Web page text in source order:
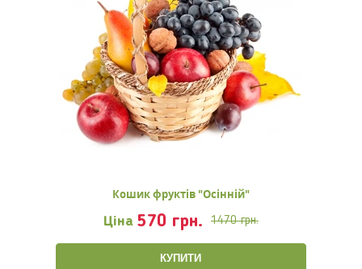
Кошик фруктів "Осінній"
Ціна 570 грн. 1470 грн.
КУПИТИ